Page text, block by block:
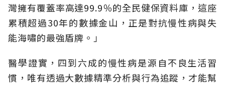
灣擁有覆蓋率高達99.9％的全民健保資料庫，這座
累積超過30年的數據金山，正是對抗慢性病與失
能海嘯的最強盾牌。」
醫學證實，四到六成的慢性病是源自不良生活習
慣，唯有透過大數據精準分析與行為追蹤，才能幫